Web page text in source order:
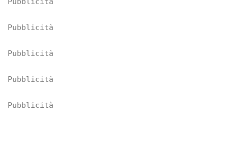
Pubblicità
Pubblicità
Pubblicità
Pubblicità